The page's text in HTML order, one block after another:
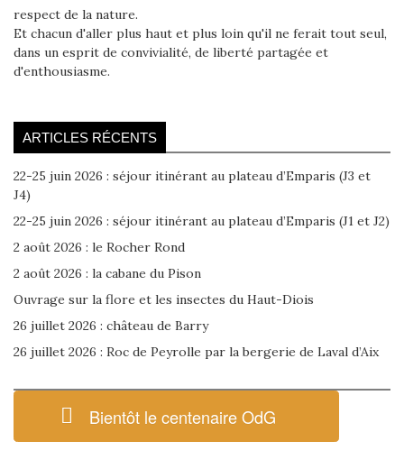
respect de la nature.
Et chacun d'aller plus haut et plus loin qu'il ne ferait tout seul,
dans un esprit de convivialité, de liberté partagée et
d'enthousiasme.
ARTICLES RÉCENTS
22-25 juin 2026 : séjour itinérant au plateau d’Emparis (J3 et
J4)
22-25 juin 2026 : séjour itinérant au plateau d’Emparis (J1 et J2)
2 août 2026 : le Rocher Rond
2 août 2026 : la cabane du Pison
Ouvrage sur la flore et les insectes du Haut-Diois
26 juillet 2026 : château de Barry
26 juillet 2026 : Roc de Peyrolle par la bergerie de Laval d’Aix
Bientôt le centenaire OdG